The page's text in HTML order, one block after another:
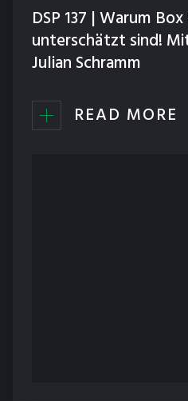
DSP 137 | Warum
unterschätzt sind!
Julian Schramm
READ MORE